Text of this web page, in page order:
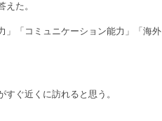
た。
」「コミュニケーション能力」「海外
ぐ近くに訪れると思う。